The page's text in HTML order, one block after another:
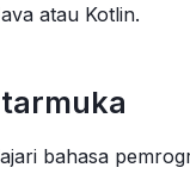
atau Kotlin.
bahasa